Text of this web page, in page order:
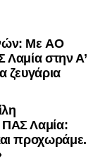
Με AO
Λαμία στην Α’
ζευγάρια
Λαμία:
προχωράμε.